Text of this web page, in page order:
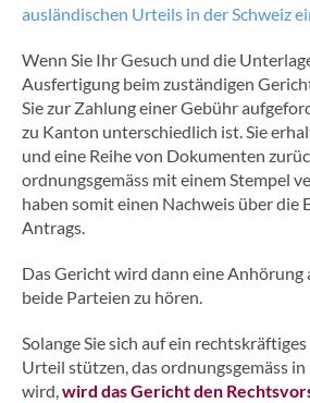
ausländischen Urteils in der Schweiz
Wenn Sie Ihr Gesuch und die
Ausfertigung beim zuständigen
Sie zur Zahlung einer Gebühr
zu Kanton unterschiedlich ist. Sie
und eine Reihe von Dokumenten
ordnungsgemäss mit einem Stempel
haben somit einen Nachweis über die
Antrags.
Das Gericht wird dann eine Anhörung
beide Parteien zu hören.
Solange Sie sich auf ein
Urteil stützen, das ordnungsgemäss
wird,wird das Gericht den